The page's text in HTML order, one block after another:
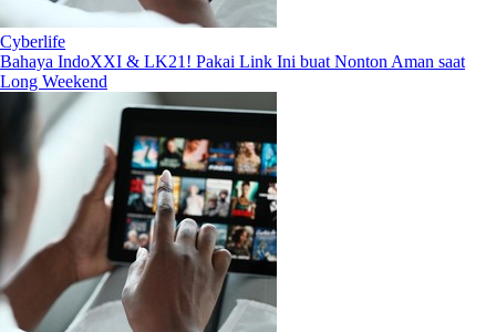
Cyberlife
Bahaya IndoXXI & LK21! Pakai Link Ini buat Nonton Aman saat
Long Weekend